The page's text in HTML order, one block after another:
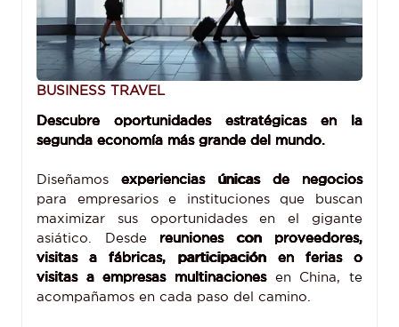
BUSINESS TRAVEL
Descubre oportunidades estratégicas en la
segunda economía más grande del mundo.
Diseñamosexperiencias únicas de negocios
para empresarios e instituciones que buscan
maximizar sus oportunidades en el gigante
asiático. Desde reuniones con proveedores,
visitas a fábricas, participación en ferias o
visitas a empresas multinacionesen China, te
acompañamos en cada paso del camino.